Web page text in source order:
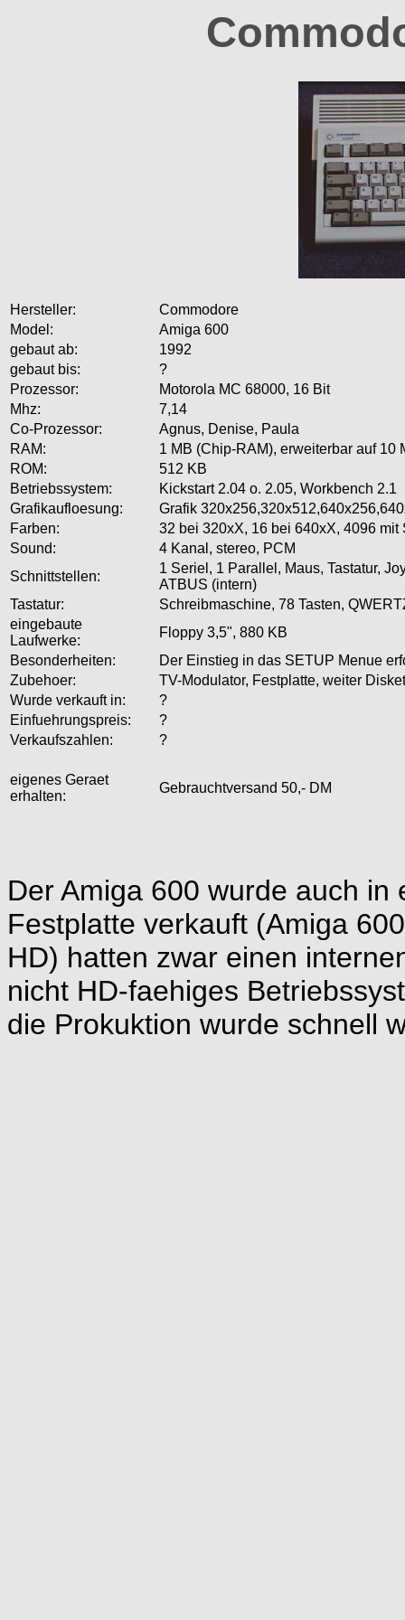
Hersteller:
Commodore
Model:
Amiga 600
gebaut ab:
1992
gebaut bis:
?
Prozessor:
Motorola MC 68000, 16 Bit
Mhz:
7,14
Co-Prozessor:
Agnus, Denise, Paula
RAM:
1 MB (Chip-RAM), erweiterbar auf 10
ROM:
512 KB
Betriebssystem:
Kickstart 2.04 o. 2.05, Workbench 2.1
Grafikaufloesung:
Grafik
Farben:
32 bei 320xX, 16 bei 640xX, 4096 mit
Sound:
4 Kanal, stereo, PCM
Schnittstellen:
1 Seriel, 1 Parallel, Maus, Tastatur,
ATBUS (intern)
Tastatur:
Schreibmaschine, 78 Tasten,
eingebaute
Laufwerke:
Floppy 3,5", 880 KB
Besonderheiten:
Der Einstieg in das SETUP Menue
Zubehoer:
TV-Modulator, Festplatte, weiter
Wurde verkauft in:
?
Einfuehrungspreis:
?
Verkaufszahlen:
?
eigenes Geraet
erhalten:
Gebrauchtversand 50,- DM
Der Amiga 600 wurde auch
Festplatte verkauft (Amiga
HD) hatten zwar einen
nicht HD-faehiges
die Prokuktion wurde schnell